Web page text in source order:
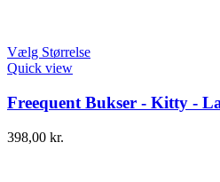
Vælg Størrelse
Quick view
Freequent Bukser - Kitty -
398,00 kr.